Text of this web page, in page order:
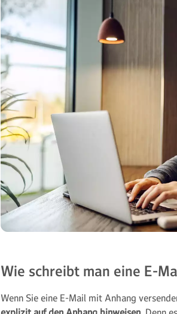
Wie schreibt man eine E-
Wenn Sie eine E-Mail mit Anhang